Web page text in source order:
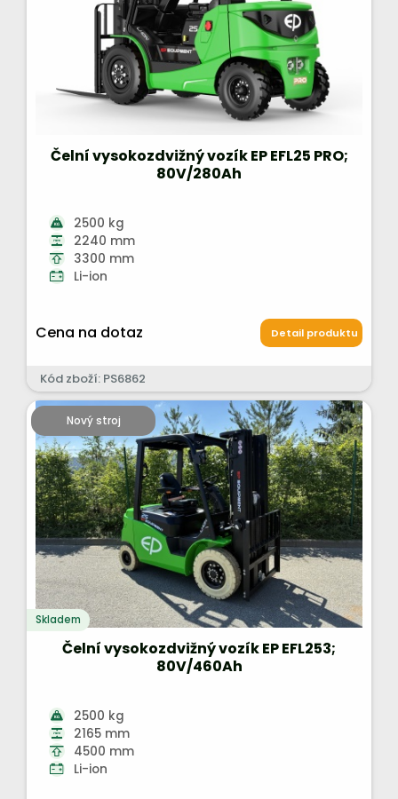
Čelní vysokozdvižný vozík EP EFL25 PRO;
80V/280Ah
2500 kg
2240 mm
3300 mm
Li-ion
Cena na dotaz Detail produktu
Kód zboží: PS6862
Nový stroj
Skladem
Čelní vysokozdvižný vozík EP EFL253;
80V/460Ah
2500 kg
2165 mm
4500 mm
Li-ion